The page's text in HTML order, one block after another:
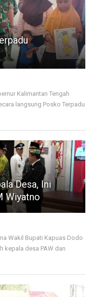
Kalimantan Tengah
langsung Posko Terpadu
Desa, Ini
Wiyatno
Wakil Bupati Kapuas Dodo
kepala desa PAW dan